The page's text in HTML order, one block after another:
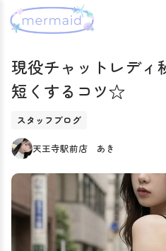
現役チャットレディ
短くするコツ☆
スタッフブログ
天王寺駅前店 あき